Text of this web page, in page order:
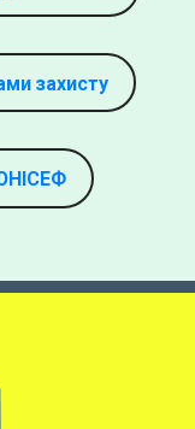
захисту